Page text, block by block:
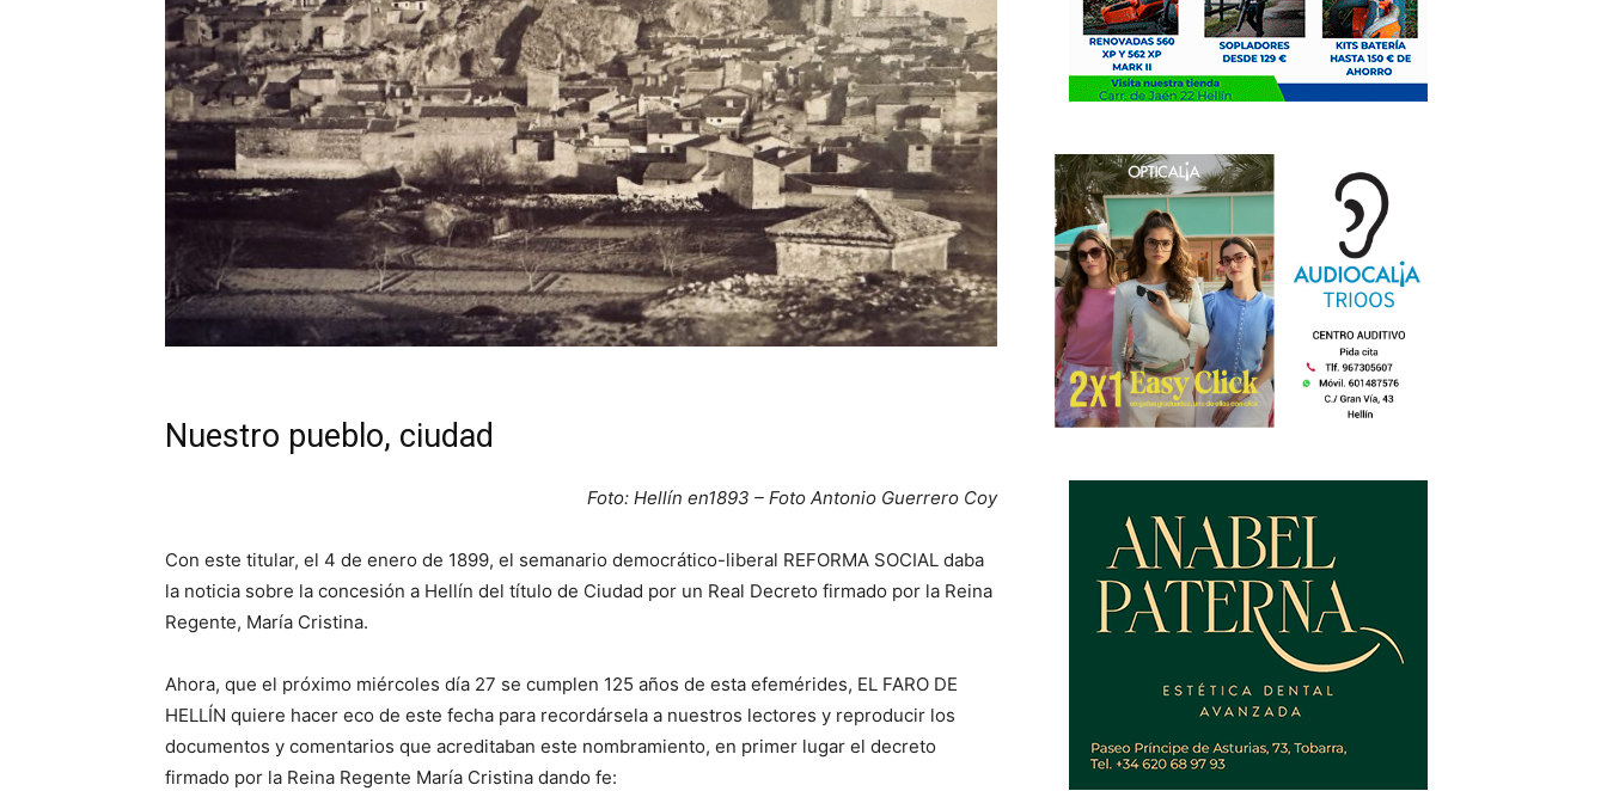
Nuestro pueblo, ciudad
Foto: Hellín en1893 – Foto Antonio Guerrero Coy
Con este titular, el 4 de enero de 1899, el semanario democrático-liberal REFORMA SOCIAL daba
la noticia sobre la concesión a Hellín del título de Ciudad por un Real Decreto firmado por la Reina
Regente, María Cristina.
Ahora, que el próximo miércoles día 27 se cumplen 125 años de esta efemérides, EL FARO DE
HELLÍN quiere hacer eco de este fecha para recordársela a nuestros lectores y reproducir los
documentos y comentarios que acreditaban este nombramiento, en primer lugar el decreto
firmado por la Reina Regente María Cristina dando fe: